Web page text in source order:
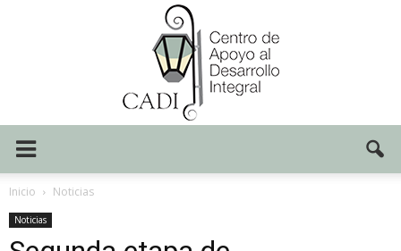
CADI
Inicio Noticias
Noticias